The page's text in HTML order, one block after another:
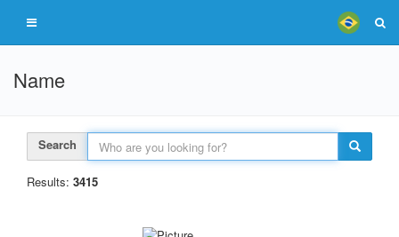
Name
Search
Results: 3415